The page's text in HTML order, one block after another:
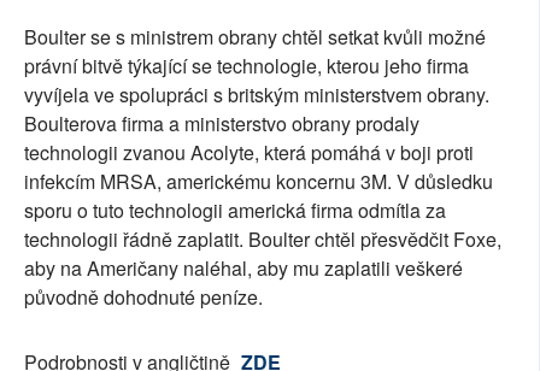
Boulter se s ministrem obrany chtěl setkat kvůli možné
právní bitvě týkající se technologie, kterou jeho firma
vyvíjela ve spolupráci s britským ministerstvem obrany.
Boulterova firma a ministerstvo obrany prodaly
technologii zvanou Acolyte, která pomáhá v boji proti
infekcím MRSA, americkému koncernu 3M. V důsledku
sporu o tuto technologii americká firma odmítla za
technologii řádně zaplatit. Boulter chtěl přesvědčit Foxe,
aby na Američany naléhal, aby mu zaplatili veškeré
původně dohodnuté peníze.
Podrobnosti v angličtině ZDE